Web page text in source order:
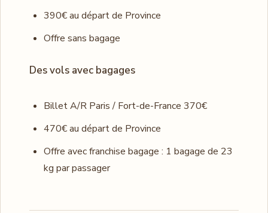
390€ au départ de Province
Offre sans bagage
Des vols avec bagages
Billet A/R Paris / Fort-de-France 370€
470€ au départ de Province
Offre avec franchise bagage : 1 bagage de 23
kg par passager